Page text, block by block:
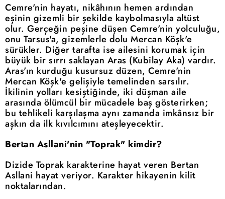
Cemre'nin hayatı, nikâhının hemen ardından
eşinin gizemli bir şekilde kaybolmasıyla altüst
olur. Gerçeğin peşine düşen Cemre'nin yolculuğu,
onu Tarsus'a, gizemlerle dolu Mercan Köşk'e
sürükler. Diğer tarafta ise ailesini korumak için
büyük bir sırrı saklayan Aras (Kubilay Aka) vardır.
Aras'ın kurduğu kusursuz düzen, Cemre'nin
Mercan Köşk'e gelişiyle temelinden sarsılır.
İkilinin yolları kesiştiğinde, iki düşman aile
arasında ölümcül bir mücadele baş gösterirken;
bu tehlikeli karşılaşma aynı zamanda imkânsız bir
aşkın da ilk kıvılcımını ateşleyecektir.
Bertan Asllani'nin "Toprak" kimdir?
Dizide Toprak karakterine hayat veren Bertan
Asllani hayat veriyor. Karakter hikayenin kilit
noktalarından.